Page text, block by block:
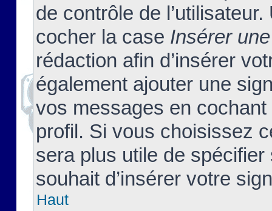
de contrôle de
cocher la case Insérer
rédaction afin d’insérer
également ajouter une
vos messages en
profil. Si vous choisissez
sera plus utile de
souhait d’insérer votre
Haut